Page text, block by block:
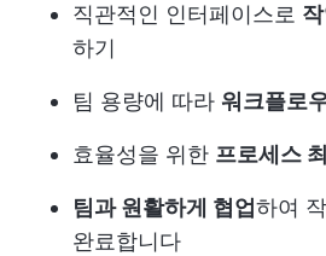
직관적인 인터페이스로
하기
팀 용량에 따라 워크플로
효율성을 위한 프로세스
팀과 원활하게 협업하여
완료합니다